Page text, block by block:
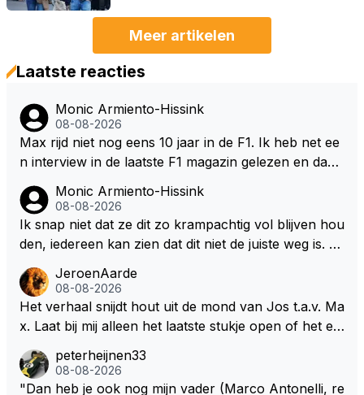
Meer artikelen
Laatste reacties
Monic Armiento-Hissink
08-08-2026
Max rijd niet nog eens 10 jaar in de F1. Ik heb net ee
n interview in de laatste F1 magazin gelezen en daari
10, 20 jaar ziet staan, zijn antwoord:" dan moet er e
en professioneel team staan dat mee doet voor over
winningen en kampioenschappen. Die standaard mo
angt ook een klein beetje af van mijn eigen keuzes v
oor de komende jaren en wat ik doe in de F1. Maar
het is zeker de doelstelling om het race team verder
uit te breiden richting de langeafstandsracerij met na
me, niet richting de F1." Aangezien zijn team in diver
se klassen al meedoet en ook in de hoogste klasse,
Monic Armiento-Hissink
08-08-2026
Ik snap niet dat ze dit zo krampachtig vol blijven hou
den, iedereen kan zien dat dit niet de juiste weg is. W
an te gaan wijzen naar anderen waarom het fout is
gegaan. Als ze hadden gewild dan hadden ze ook in
kunnen grijpen op basis van veiligheid want er zijn si
het vermogen van de auto en dat kan tot gevaarlijke
situaties leiden. Deze auto's worden steeds complex
JeroenAarde
08-08-2026
Het verhaal snijdt hout uit de mond van Jos t.a.v. Ma
x. Laat bij mij alleen het laatste stukje open of het ee
elijkheid.
peterheijnen33
08-08-2026
"Dan heb je ook nog mijn vader (Marco Antonelli, re